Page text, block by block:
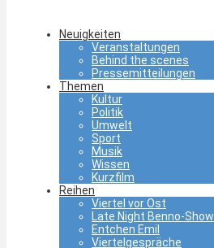
Neuigkeiten
Veranstaltungen
Behind the scenes
Pressemitteilungen
Themen
Kultur
Politik
Umwelt
Sport
Musik
Wissen
Kurzfilm
Reihen
Viertel vor Ost
Late Night Benno-Show
Entchen Emil
Viertelgespräche